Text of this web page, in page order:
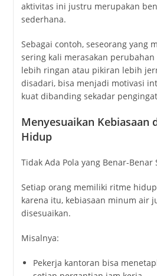
aktivitas ini justru merupakan
sederhana.
Sebagai contoh, seseorang yang
sering kali merasakan perubahan
lebih ringan atau pikiran lebih
disadari, bisa menjadi motivasi
kuat dibanding sekadar pengingat
Menyesuaikan Kebiasaan
Hidup
Tidak Ada Pola yang Benar-Benar
Setiap orang memiliki ritme hidup
karena itu, kebiasaan minum air
disesuaikan.
Misalnya:
Pekerja kantoran bisa